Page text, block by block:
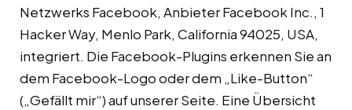
Netzwerks Facebook, Anbieter Facebook Inc., 1
Hacker Way, Menlo Park, California 94025, USA,
integriert. Die Facebook-Plugins erkennen Sie an
dem Facebook-Logo oder dem „Like-Button“
(„Gefällt mir“) auf unserer Seite. Eine Übersicht